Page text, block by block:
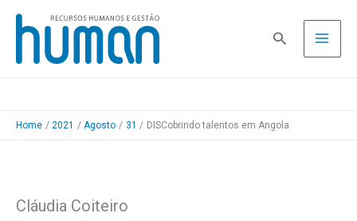
Skip
content
Pesquisa
Home 2021 Agosto 31 DISCobrindo talentos em Angola
Cláudia Coiteiro